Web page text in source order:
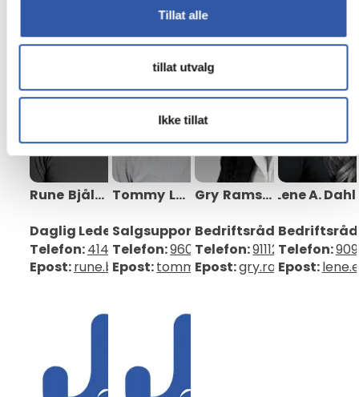
Tillat alle
tillat utvalg
Ikke tillat
Rune
Bjåland
Daglig Leder
Telefon:41418414
Epost:rune.bjaland@mobit.no
Tommy
Lajorde Bråthen
Salgsupport
Telefon:96006668
Epost:tommy.lajorde@mobit.no
Gry
Ramskeid
Bedriftsrådgiver
Telefon:91112880
Epost:
Lene A. Dahl
Telefon:
Epost: